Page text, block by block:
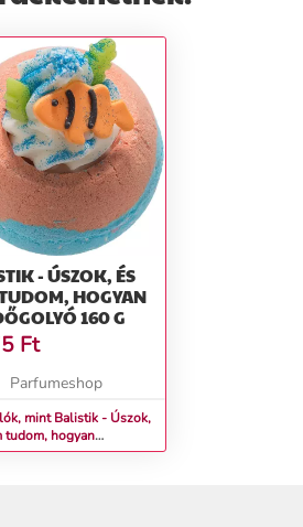
- ÚSZOK, ÉS
HOGYAN
160 G
Ft
Parfumeshop
mint Balistik - Úszok,
tudom, hogyan
160 g